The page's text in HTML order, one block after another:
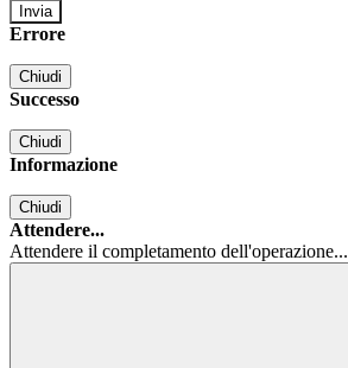
Errore
Chiudi
Successo
Chiudi
Informazione
Chiudi
Attendere...
Attendere il completamento dell'operazione...